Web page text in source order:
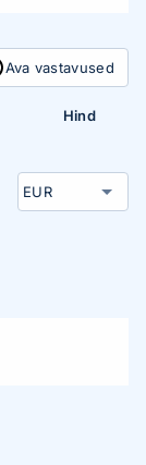
Ava vastavused
Hind